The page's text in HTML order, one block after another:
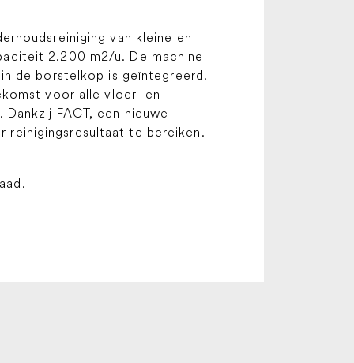
van kleine en
2.200 m2/u. De machine
de borstelkop is geïntegreerd.
voor alle vloer- en
FACT, een nieuwe
reinigingsresultaat te bereiken.